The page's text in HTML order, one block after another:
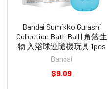
Bandai Sumikko Gurashi
Collection Bath Ball | 角落生
物 入浴球連隨機玩具 1pcs
Bandai
$9.09